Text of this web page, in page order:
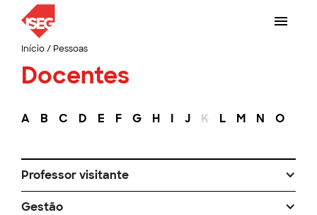
Início/ Pessoas
Docentes
A B C D E F G H I J K L M N O
Professor visitante
Gestão